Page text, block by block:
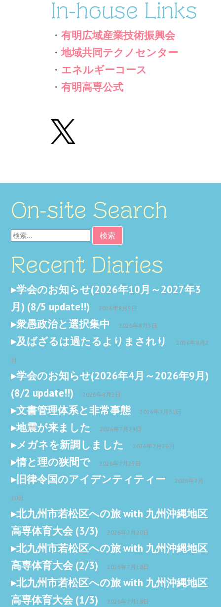
In-house Links
・有明広域産業技術振興会
・地域共同テクノセンター
・ エネルギーコース
・有明高専公式
On-site Search
検
索:
Recent Diaries
学会のお知らせ(2026年10月～2027年3
月) (8/5 update!!)
2026年8月5日
衆愚政治と選択集中 2026年8月5日
及ばざるは過たるよりまされり 2026年8月2
日
学会のお知らせ(2026年4月～2026年9月)
(8/2 update!!)
2026年8月2日
文書管理体系と非常事態 2026年7月31日
地震が来ました 2026年7月29日
メガネを新調しました 2026年7月26日
情と理の狭間で 2026年7月25日
旧律令国のアイデンティティー 2026年7月
20日
北九州市若松区への旅 with 九州沖縄地区
高専体育大会 (3/3)
2026年7月20日
北九州市若松区への旅 with 九州沖縄地区
高専体育大会 (2/3)
2026年7月18日
北九州市若松区への旅 with 九州沖縄地区
高専体育大会 (1/3)
2026年7月18日